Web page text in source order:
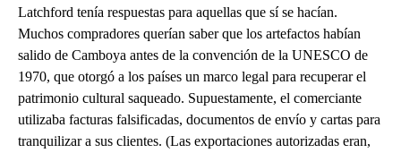
Latchford tenía respuestas para aquellas que sí se hacían.
Muchos compradores querían saber que los artefactos habían
salido de Camboya antes de la convención de la UNESCO de
1970, que otorgó a los países un marco legal para recuperar el
patrimonio cultural saqueado. Supuestamente, el comerciante
utilizaba facturas falsificadas, documentos de envío y cartas para
tranquilizar a sus clientes. (Las exportaciones autorizadas eran,